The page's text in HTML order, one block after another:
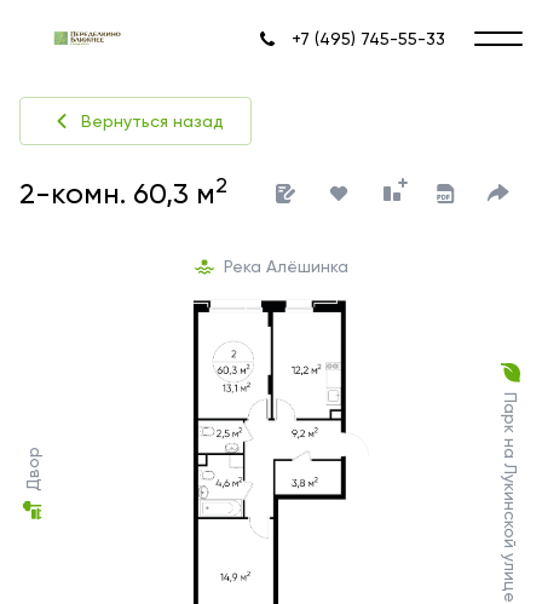
+7 (495) 745-55-33
Вернуться назад
2-комн. 60,3 м2
Двор Парк на Лукинской улице
Река Алёшинка